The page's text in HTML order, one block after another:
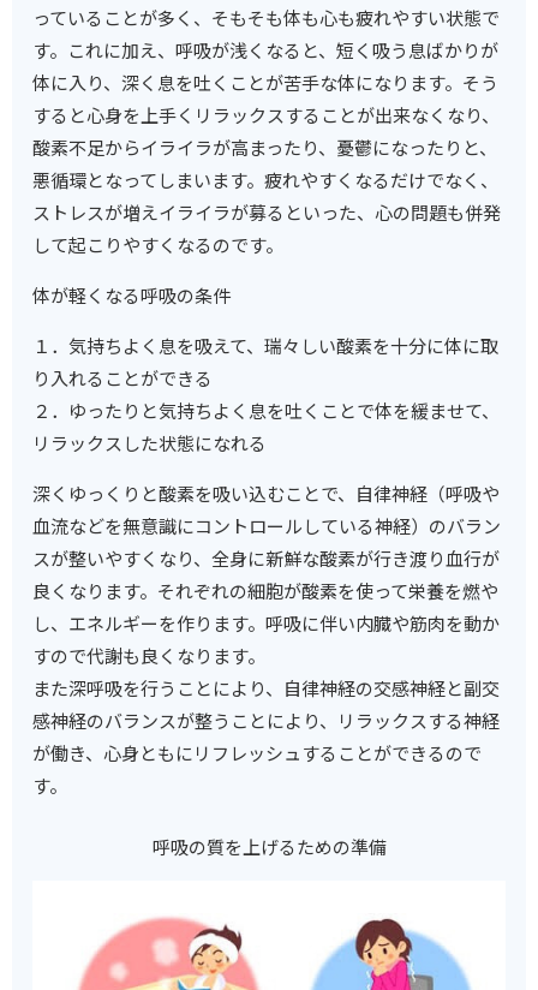
っていることが多く、そもそも体も心も疲れやすい状態で
す。これに加え、呼吸が浅くなると、短く吸う息ばかりが
体に入り、深く息を吐くことが苦手な体になります。そう
すると心身を上手くリラックスすることが出来なくなり、
酸素不足からイライラが高まったり、憂鬱になったりと、
悪循環となってしまいます。疲れやすくなるだけでなく、
ストレスが増えイライラが募るといった、心の問題も併発
して起こりやすくなるのです。
体が軽くなる呼吸の条件
１．気持ちよく息を吸えて、瑞々しい酸素を十分に体に取
り入れることができる
２．ゆったりと気持ちよく息を吐くことで体を緩ませて、
リラックスした状態になれる
深くゆっくりと酸素を吸い込むことで、自律神経（呼吸や
血流などを無意識にコントロールしている神経）のバラン
スが整いやすくなり、全身に新鮮な酸素が行き渡り血行が
良くなります。それぞれの細胞が酸素を使って栄養を燃や
し、エネルギーを作ります。呼吸に伴い内臓や筋肉を動か
すので代謝も良くなります。
また深呼吸を行うことにより、自律神経の交感神経と副交
感神経のバランスが整うことにより、リラックスする神経
が働き、心身ともにリフレッシュすることができるので
す。
呼吸の質を上げるための準備